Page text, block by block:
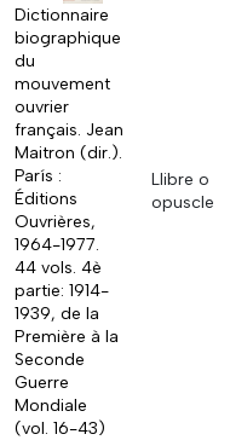
Dictionnaire
biographique
du
mouvement
ouvrier
français. Jean
Maitron (dir.).
París :
Éditions
Ouvrières,
1964-1977.
44 vols. 4è
partie: 1914-
1939, de la
Première à la
Seconde
Guerre
Mondiale
(vol. 16-43)
Llibre o
opuscle